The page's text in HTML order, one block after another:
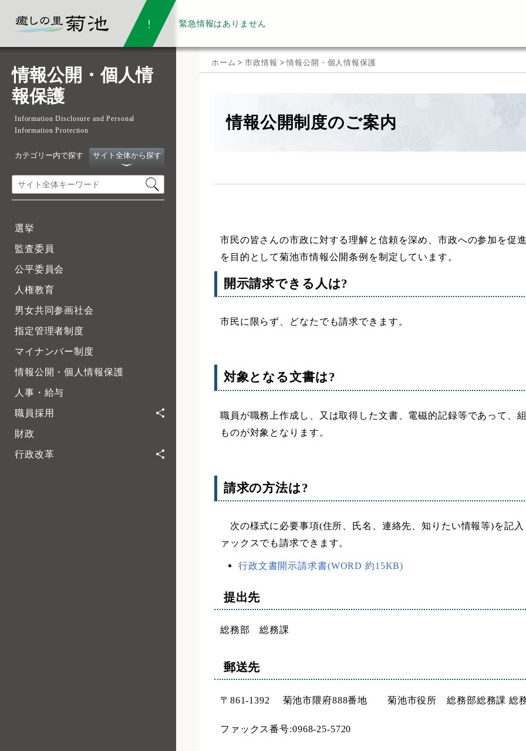
緊急情報はありません
情報公開・個人情
報保護
Information Disclosure and Personal
Information Protection
カテゴリー内で探す サイト全体から探す
選挙
監査委員
公平委員会
人権教育
男女共同参画社会
指定管理者制度
マイナンバー制度
情報公開・個人情報保護
人事・給与
職員採用
財政
行政改革
ホーム >市政情報 >情報公開・個人情報保護
情報公開制度のご案内
市民の皆さんの市政に対する理解と信頼を深め、市政への参加を促
を目的として菊池市情報公開条例を制定しています。
開示請求できる人は?
市民に限らず、どなたでも請求できます。
対象となる文書は?
職員が職務上作成し、又は取得した文書、電磁的記録等であって、
ものが対象となります。
請求の方法は?
次の様式に必要事項(住所、氏名、連絡先、知りたい情報等)を記
ァックスでも請求できます。
行政文書開示請求書(WORD 約15KB)
提出先
総務部 総務課
郵送先
〒861-1392 菊池市隈府888番地 菊池市役所 総務部総務課 総
ファックス番号:0968-25-5720